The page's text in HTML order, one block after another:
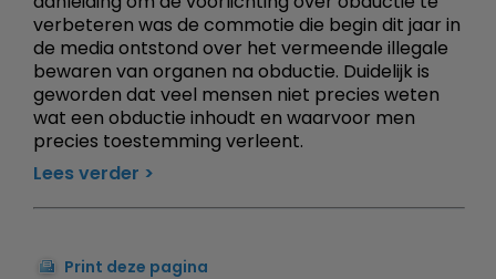
verbeteren was de commotie die begin dit jaar in
de media ontstond over het vermeende illegale
bewaren van organen na obductie. Duidelijk is
geworden dat veel mensen niet precies weten
wat een obductie inhoudt en waarvoor men
precies toestemming verleent.
Lees verder
Print deze pagina